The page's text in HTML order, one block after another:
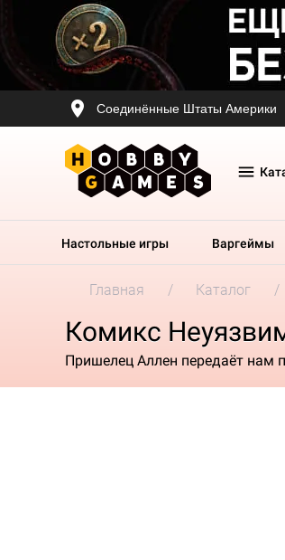
Соединённые Штаты Америки
Настольные игры Варгеймы
Главная Каталог
Комикс
Пришелец Аллен передаёт нам